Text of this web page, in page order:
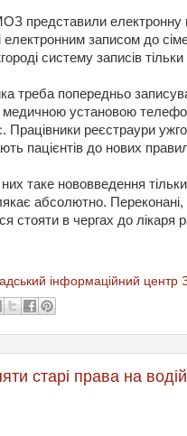
представили електронну
електронним записом до
систему записів
треба попередньо
медичною установою
Працівники реєстраури
пацієнтів до нових
таке нововведення
абсолютно.
стояти в чергах до лікаря
інформаційний
старі права на